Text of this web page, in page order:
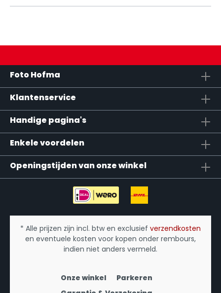
Foto Hofma
Klantenservice
Handige pagina's
Enkele voordelen
Openingstijden van onze winkel
* Alle prijzen zijn incl. btw en exclusief verzendkosten
en eventuele kosten voor kopen onder rembours,
indien niet anders vermeld.
Onze winkel
Parkeren